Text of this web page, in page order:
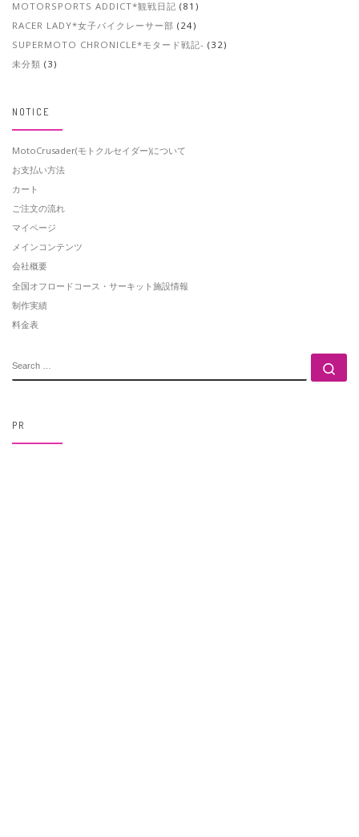
MOTORSPORTS ADDICT*観戦日記 (81)
RACER LADY*女子バイクレーサー部 (24)
SUPERMOTO CHRONICLE*モタード戦記- (32)
未分類 (3)
NOTICE
MotoCrusader(モトクルセイダー)について
お支払い方法
カート
ご注文の流れ
マイページ
メインコンテンツ
会社概要
全国オフロードコース・サーキット施設情報
制作実績
料金表
PR